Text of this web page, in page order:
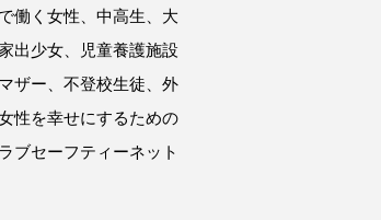
働く女性、中高生、大
出少女、児童養護施設
ザー、不登校生徒、外
性を幸せにするための
ブセーフティーネット